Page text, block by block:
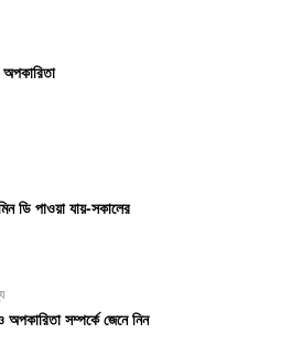
ডি পাওয়া যায়-সকালের
সম্পর্কে জেনে নিন